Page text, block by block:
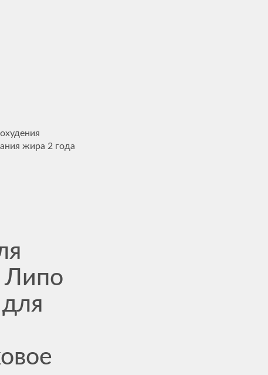
жира 2 года
Липо